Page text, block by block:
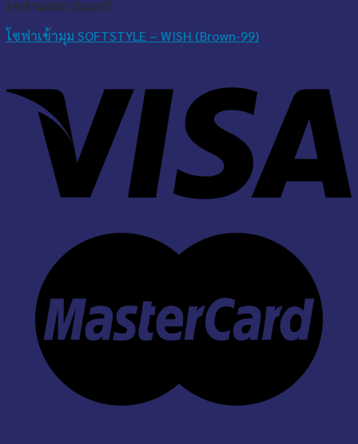
โซฟาและอาร์มแชร์
โซฟาเข้ามุม SOFTSTYLE – WISH (Brown-99)